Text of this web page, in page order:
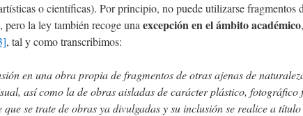
o científicas). Por principio, no puede utilizarse fragmentos
pero la ley también recoge una excepción en el ámbito académico
, tal y como transcribimos:
en una obra propia de fragmentos de otras ajenas de
así como la de obras aisladas de carácter plástico,
que se trate de obras ya divulgadas y su inclusión se realice a